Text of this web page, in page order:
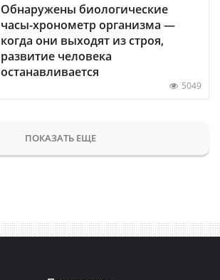
Обнаружены биологические
часы-хронометр организма —
когда они выходят из строя,
развитие человека
останавливается
5049
ПОКАЗАТЬ ЕЩЕ